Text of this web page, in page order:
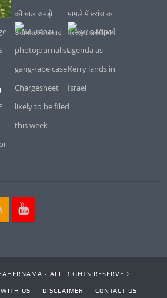
- ALL RIGHTS RESERVED
US DISCLAIMER
CONTACT US